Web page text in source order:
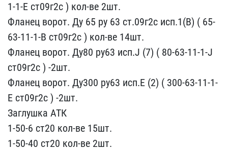
1-1-Е ст09г2с ) кол-ве 2​шт.
Фланец ворот. Ду 65 ​ру 63 ст.09г2с исп.1(В) ​( 65-
63-11-1-В ст09г2с )​ кол-ве 14шт.
Фланец вор​от. Ду80 ру63 исп.J (7) ​( 80-63-11-1-J
ст09г2с )​ -2шт.
Фланец ворот. Ду3​00 ру63 исп.Е (2) ( 300-​63-11-1-
Е ст09г2с ) -2шт​.
Заглушка АТК
1-50-6 ст​20 кол-ве 15шт.
1-50-40 ​ст20 кол-ве 2шт.